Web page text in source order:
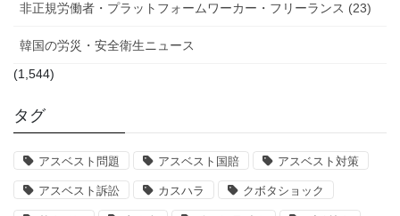
非正規労働者・プラットフォームワーカー・フリーランス (23)
韓国の労災・安全衛生ニュース
(1,544)
タグ
アスベスト問題 アスベスト国賠 アスベスト対策
アスベスト訴訟 カスハラ クボタショック